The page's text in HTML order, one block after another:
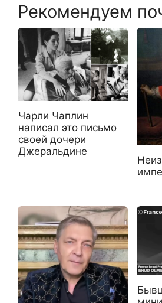
Рекомендуем
Чарли Чаплин
написал это письмо
своей дочери
Джеральдине